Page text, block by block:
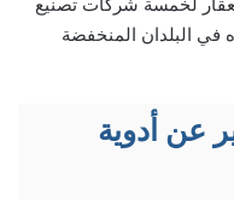
لخمسة شركات تصنيع
في البلدان المنخفضة
عن أدوية